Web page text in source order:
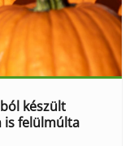
készült
is felülmúlta